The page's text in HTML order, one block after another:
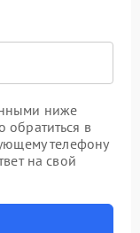
ниже
обратиться в
телефону
на свой